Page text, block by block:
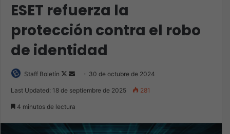
ESET refuerza la
protección contra el robo
de identidad
Staff Boletín
Follow
Send 30 de octubre de 2024
Last Updated: 18 de septiembre de 2025 281
4 minutos de lectura